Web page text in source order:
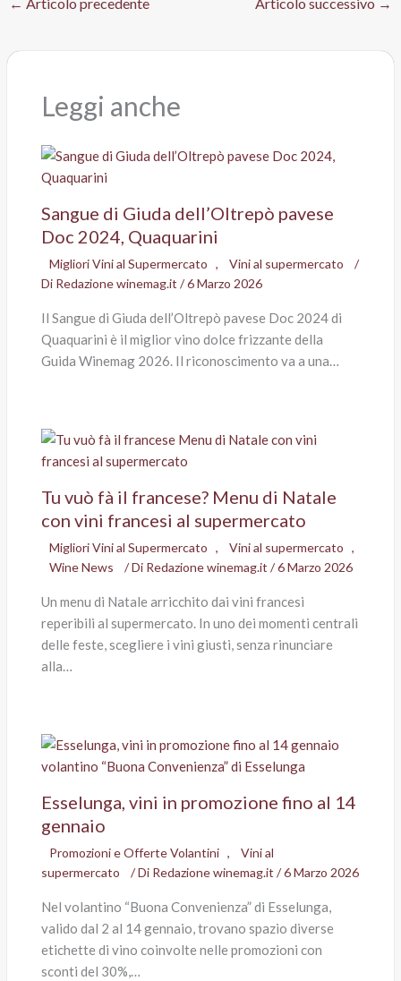
Leggi anche
Sangue di Giuda dell’Oltrepò pavese
Doc 2024, Quaquarini
Migliori Vini al Supermercato , Vini al supermercato
/
Di Redazione winemag.it /6 Marzo 2026
Il Sangue di Giuda dell’Oltrepò pavese Doc 2024 di
Quaquarini è il miglior vino dolce frizzante della
Guida Winemag 2026. Il riconoscimento va a una…
Tu vuò fà il francese? Menu di Natale
con vini francesi al supermercato
Migliori Vini al Supermercato , Vini al supermercato ,
Wine News
/ Di Redazione winemag.it /6 Marzo 2026
Un menu di Natale arricchito dai vini francesi
reperibili al supermercato. In uno dei momenti centrali
delle feste, scegliere i vini giusti, senza rinunciare
alla…
Esselunga, vini in promozione fino al 14
gennaio
Promozioni e Offerte Volantini ,
Vini al
supermercato
/ Di Redazione winemag.it /6 Marzo 2026
Nel volantino “Buona Convenienza” di Esselunga,
valido dal 2 al 14 gennaio, trovano spazio diverse
etichette di vino coinvolte nelle promozioni con
sconti del 30%,…